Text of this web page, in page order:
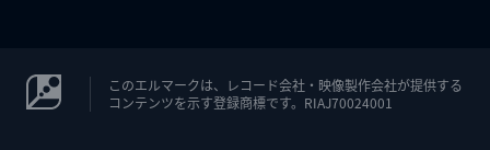
このエルマークは、レコード会社・映像製作会社が提供する
コンテンツを示す登録商標です。RIAJ70024001